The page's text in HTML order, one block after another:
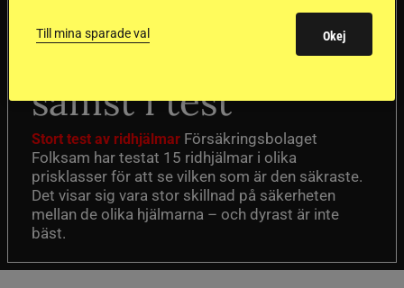
Dyraste
ridhjälmarna blev
sämst i test
Stort test av ridhjälmar Försäkringsbolaget
Folksam har testat 15 ridhjälmar i olika
prisklasser för att se vilken som är den säkraste.
Det visar sig vara stor skillnad på säkerheten
mellan de olika hjälmarna – och dyrast är inte
bäst.
Till mina sparade val Okej